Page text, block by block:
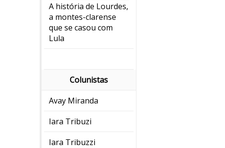
A história de Lourdes,
a montes-clarense
que se casou com
Lula
Colunistas
Avay Miranda
Iara Tribuzi
Iara Tribuzzi